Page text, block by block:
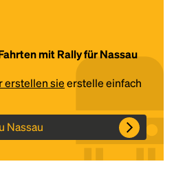
mit Rally für Nassau
erstellen sieerstelle einfach
Nassau